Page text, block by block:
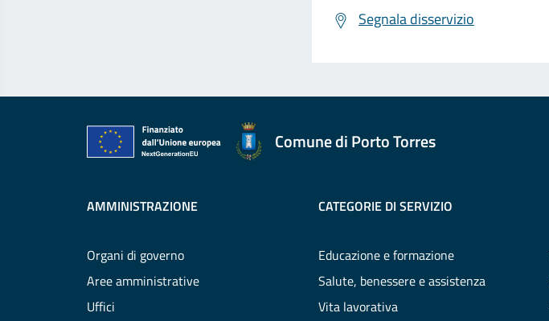
Segnala disservizio
Comune di Porto Torres
AMMINISTRAZIONE
Organi di governo
Aree amministrative
Uffici
CATEGORIE DI SERVIZIO
Educazione e formazione
Salute, benessere e assistenza
Vita lavorativa